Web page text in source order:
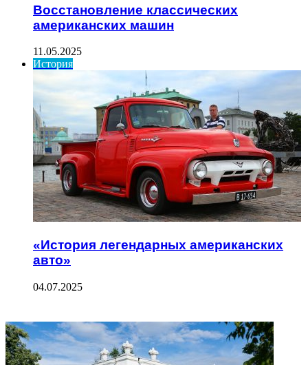
Восстановление классических
американских машин
11.05.2025
История
«История легендарных американских
авто»
04.07.2025